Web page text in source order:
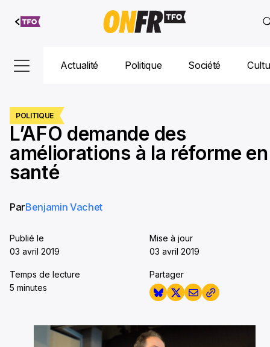
Aller au
contenu
Actualité Politique Société
POLITIQUE
L’AFO demande des
améliorations à la réforme en
santé
ParBenjamin Vachet
Publié le
03 avril 2019
Mise à jour
03 avril 2019
Temps de lecture
5 minutes
Partager